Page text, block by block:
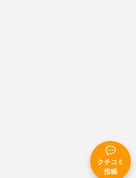
クチコミ
投稿